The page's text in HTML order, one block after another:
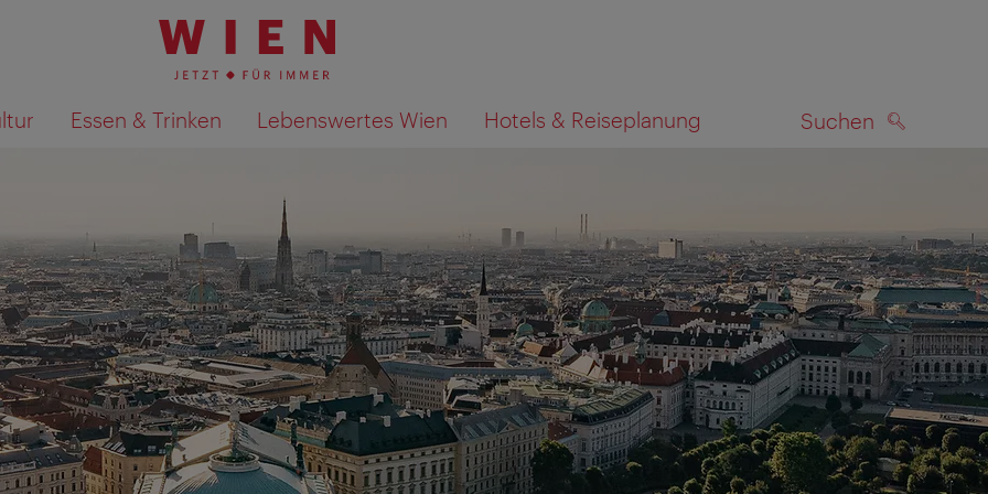
Essen & Trinken Lebenswertes Wien Hotels & Reiseplanung Suchen